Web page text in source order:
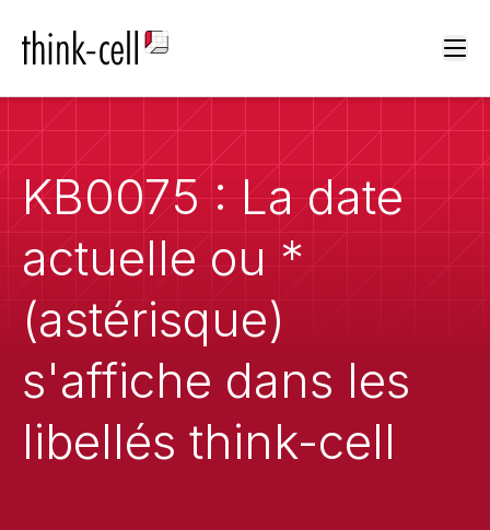
KB0075 : La date
actuelle ou *
(astérisque)
s'affiche dans les
libellés think-cell